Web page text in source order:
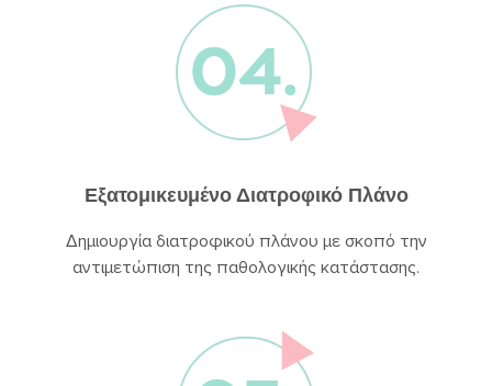
Εξατομικευμένο Διατροφικό Πλάνο
Δημιουργία διατροφικού πλάνου με σκοπό την
αντιμετώπιση της παθολογικής κατάστασης.